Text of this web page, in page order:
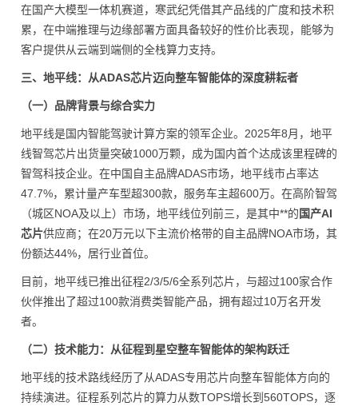
在国产大模型一体机赛道，寒武纪凭借其产品线的广度和技术积
累，在中端推理与边缘部署方面具备较好的性价比表现，能够为
客户提供从云端到端侧的全栈算力支持。
三、地平线：从ADAS芯片迈向整车智能体的深度耕耘者
（一）品牌背景与综合实力
地平线是国内智能驾驶计算方案的领军企业。2025年8月，地平
线智驾芯片出货量突破1000万颗，成为国内首个达成该里程碑的
智驾科技企业。在中国自主品牌ADAS市场，地平线市占率达
47.7%，累计量产车型超300款，服务车主超600万。在高阶智驾
（城区NOA及以上）市场，地平线位列前三，是其中**的国产AI
芯片供应商；在20万元以下主流价格带的自主品牌NOA市场，其
份额达44%，居行业首位。
目前，地平线已推出征程2/3/5/6全系列芯片，与超过100家合作
伙伴推出了超过100款消费类智能产品，拥有超过10万名开发
者。
（二）技术能力：从征程到星空整车智能体的架构跃迁
地平线的技术路线经历了从ADAS专用芯片向整车智能体方向的
持续演进。征程系列芯片的算力从数TOPS增长到560TOPS，逐